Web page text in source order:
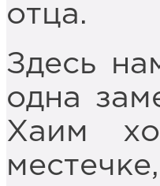
отца.
Здесь
одна
Хаим